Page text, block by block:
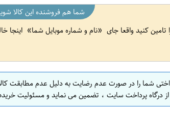
شما هم فروشنده این کالا
تامین کنید واقعا جای
نام و شماره موبایل شما اینجا
شما را در صورت عدم رضایت به دلیل عدم مطابقت
پرداخت سایت ، تضمین می نماید و مسئولیت